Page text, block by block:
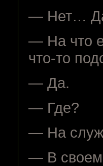
— Нет…
— На что
что-то
— Да.
— Где?
— На
— В своем